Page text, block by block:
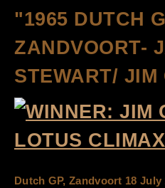
"1965 DUTCH
ZANDVOORT-
STEWART/
Dutch GP, Zandvoort 18